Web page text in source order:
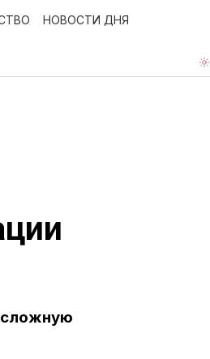
НОВОСТИ ДНЯ
сложную